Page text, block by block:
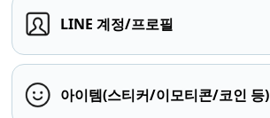
LINE 계정/프로필
아이템(스티커/이모티콘/코인 등)